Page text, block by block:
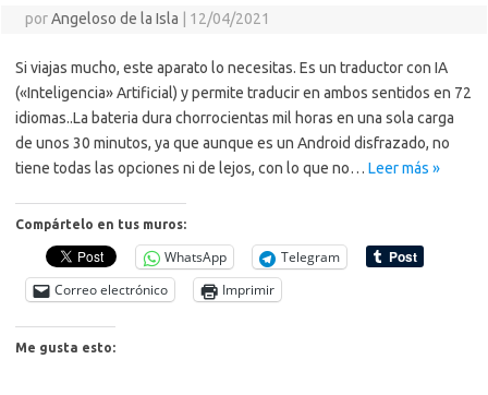
porAngeloso de la Isla 12/04/2021
Si viajas mucho, este aparato lo necesitas. Es un traductor con IA
(«Inteligencia» Artificial) y permite traducir en ambos sentidos en 72
idiomas..La bateria dura chorrocientas mil horas en una sola carga
de unos 30 minutos, ya que aunque es un Android disfrazado, no
tiene todas las opciones ni de lejos, con lo que no… Leer más »
Compártelo en tus muros:
WhatsApp
Telegram
Correo electrónico
Imprimir
Me gusta esto: